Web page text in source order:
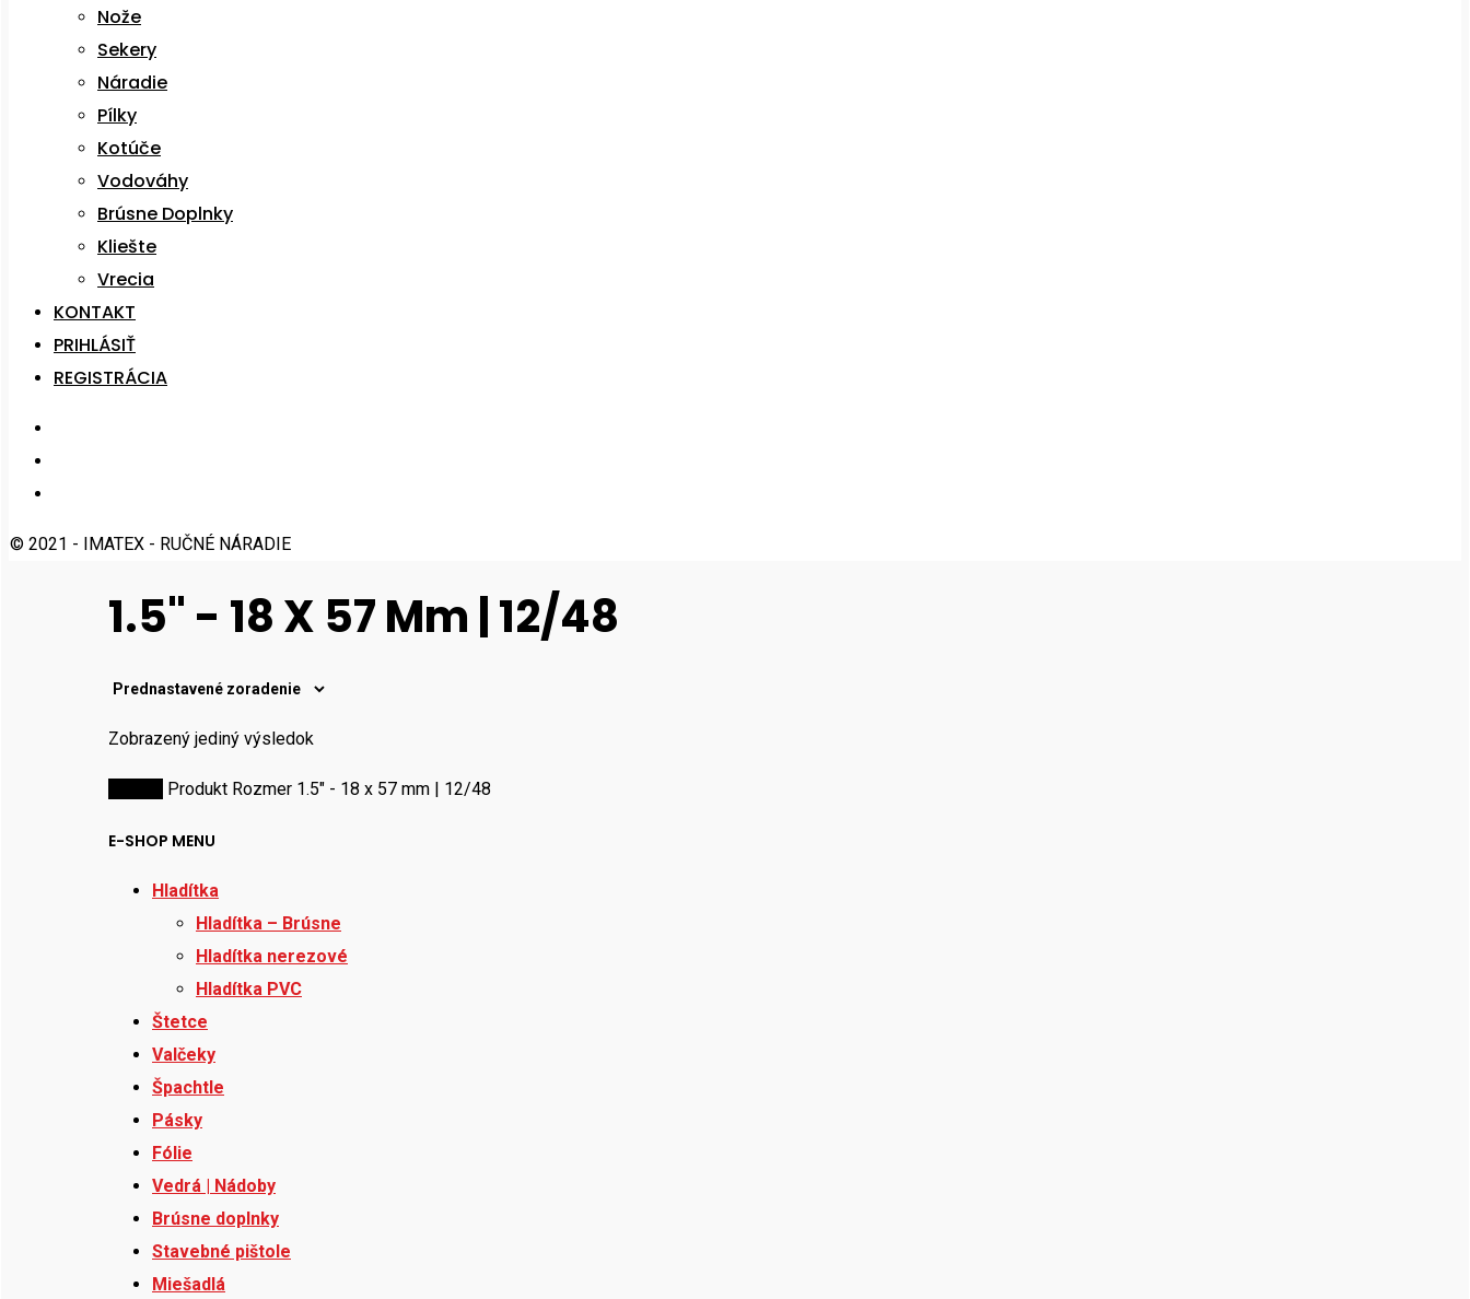
Nože
Sekery
Náradie
Pílky
Kotúče
Vodováhy
Brúsne Doplnky
Kliešte
Vrecia
KONTAKT
PRIHLÁSIŤ
REGISTRÁCIA
© 2021 - IMATEX - RUČNÉ NÁRADIE
1.5" - 18 X 57 Mm | 12/48
Zobrazený jediný výsledok
Produkt Rozmer 1.5" - 18 x 57 mm | 12/48
E-SHOP MENU
Hladítka
Hladítka – Brúsne
Hladítka nerezové
Hladítka PVC
Štetce
Valčeky
Špachtle
Pásky
Fólie
Vedrá | Nádoby
Brúsne doplnky
Stavebné pištole
Miešadlá